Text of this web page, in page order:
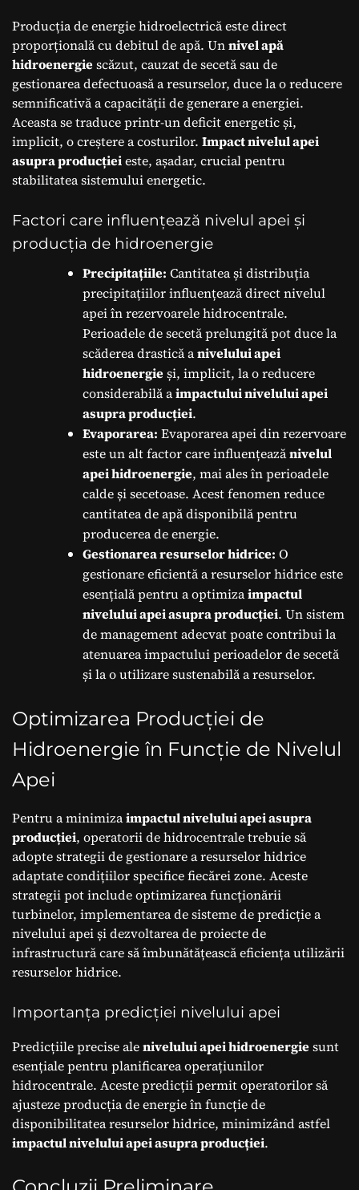
Producția de energie hidroelectrică este direct
proporțională cu debitul de apă. Unnivel apă
hidroenergiescăzut, cauzat de secetă sau de
gestionarea defectuoasă a resurselor, duce la o reducere
semnificativă a capacității de generare a energiei.
Aceasta se traduce printr-un deficit energetic și,
implicit, o creștere a costurilor. Impact nivelul apei
asupra producțieieste, așadar, crucial pentru
stabilitatea sistemului energetic.
Factori care influențează nivelul apei și
producția de hidroenergie
Precipitațiile: Cantitatea și distribuția
precipitațiilor influențează direct nivelul
apei în rezervoarele hidrocentrale.
Perioadele de secetă prelungită pot duce la
scăderea drastică anivelului apei
hidroenergieși, implicit, la o reducere
considerabilă aimpactului nivelului apei
asupra producției.
Evaporarea: Evaporarea apei din rezervoare
este un alt factor care influențeazănivelul
apei hidroenergie, mai ales în perioadele
calde și secetoase. Acest fenomen reduce
cantitatea de apă disponibilă pentru
producerea de energie.
Gestionarea resurselor hidrice: O
gestionare eficientă a resurselor hidrice este
esențială pentru a optimizaimpactul
nivelului apei asupra producției. Un sistem
de management adecvat poate contribui la
atenuarea impactului perioadelor de secetă
și la o utilizare sustenabilă a resurselor.
Optimizarea Producției de
Hidroenergie în Funcție de Nivelul
Apei
Pentru a minimizaimpactul nivelului apei asupra
producției, operatorii de hidrocentrale trebuie să
adopte strategii de gestionare a resurselor hidrice
adaptate condițiilor specifice fiecărei zone. Aceste
strategii pot include optimizarea funcționării
turbinelor, implementarea de sisteme de predicție a
nivelului apei și dezvoltarea de proiecte de
infrastructură care să îmbunătățească eficiența utilizării
resurselor hidrice.
Importanța predicției nivelului apei
Predicțiile precise alenivelului apei hidroenergiesunt
esențiale pentru planificarea operațiunilor
hidrocentrale. Aceste predicții permit operatorilor să
ajusteze producția de energie în funcție de
disponibilitatea resurselor hidrice, minimizând astfel
impactul nivelului apei asupra producției.